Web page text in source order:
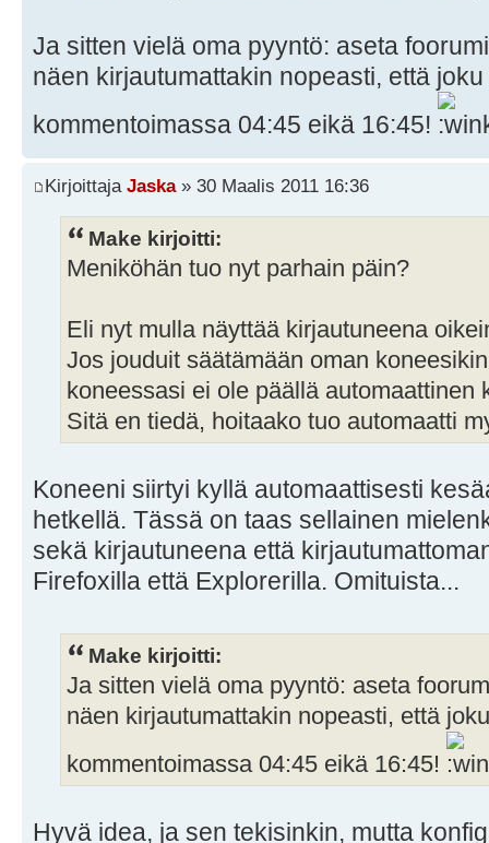
Ja sitten vielä oma pyyntö: aseta
näen kirjautumattakin nopeasti, että
kommentoimassa 04:45 eikä 16:45!
Kirjoittaja Jaska» 30 Maalis 2011 16:36
Make kirjoitti:
Meniköhän tuo nyt parhain päin?
Eli nyt mulla näyttää kirjautuneena
Jos jouduit säätämään oman
koneessasi ei ole päällä automaattinen
Sitä en tiedä, hoitaako tuo automaatti
Koneeni siirtyi kyllä automaattisesti
hetkellä. Tässä on taas sellainen
sekä kirjautuneena että
Firefoxilla että Explorerilla. Omituista...
Make kirjoitti:
Ja sitten vielä oma pyyntö: aseta
näen kirjautumattakin nopeasti, että
kommentoimassa 04:45 eikä 16:45!
Hyvä idea, ja sen tekisinkin, mutta